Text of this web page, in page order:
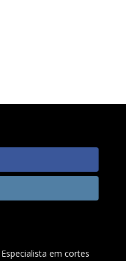
em cortes